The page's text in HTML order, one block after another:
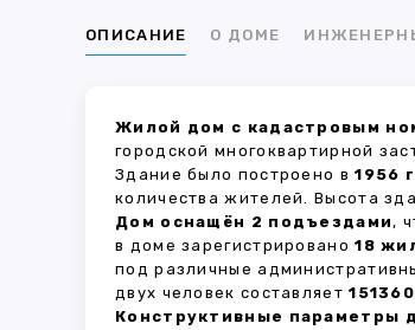
ОПИСАНИЕ О ДОМЕ
Жилой дом с кадастровым
городской многоквартирной
Здание было построено в1956
количества жителей. Высота
Дом оснащён 2 подъездами,
в доме зарегистрировано18
под различные
двух человек составляет
Конструктивные параметры